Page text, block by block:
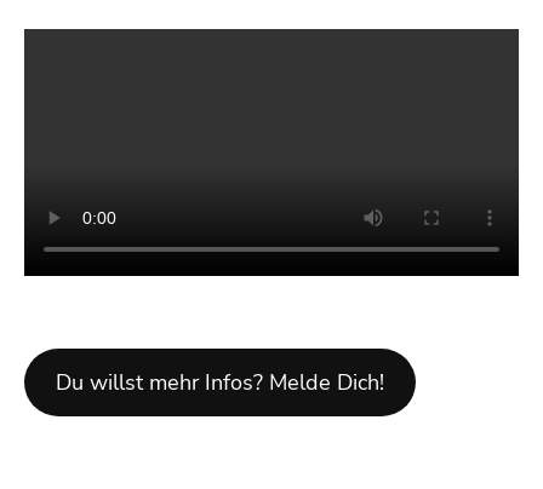
Du willst mehr Infos? Melde Dich!